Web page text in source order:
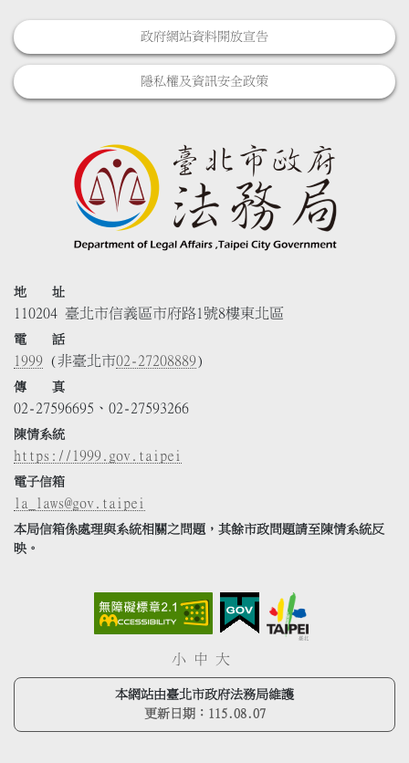
政府網站資料開放宣告
隱私權及資訊安全政策
地 址
110204 臺北市信義區市府路1號8樓東北區
電 話
1999 (非臺北市02-27208889)
傳 真
02-27596695、02-27593266
陳情系統
https://1999.gov.taipei
電子信箱
la_laws@gov.taipei
本局信箱係處理與系統相關之問題，其餘市政問題請至陳情系統反
映。
小 中 大
本網站由臺北市政府法務局維護
更新日期： 115.08.07